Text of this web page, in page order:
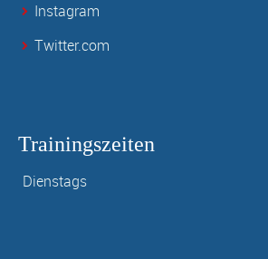
Instagram
Twitter.com
Trainingszeiten
Dienstags